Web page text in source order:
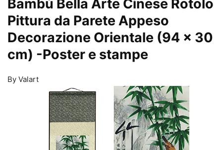
Bambù Bella Arte Cinese Rotolo
Pittura da Parete Appeso
Decorazione Orientale (94 x 30
cm) -Poster e stampe
By Valart